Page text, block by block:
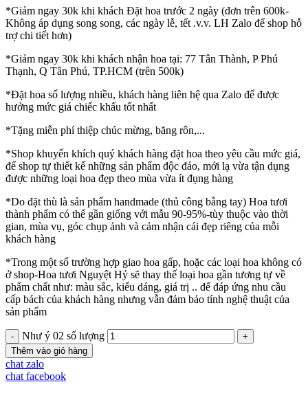
*Giảm ngay 30k khi khách Đặt hoa trước 2 ngày (đơn trên 600k-
Không áp dụng song song, các ngày lễ, tết .v.v. LH Zalo để shop hỗ
trợ chi tiết hơn)
*Giảm ngay 30k khi khách nhận hoa tại: 77 Tân Thành, P Phú
Thạnh, Q Tân Phú, TP.HCM (trên 500k)
*Đặt hoa số lượng nhiều, khách hàng liên hệ qua Zalo để được
hưởng mức giá chiếc khấu tốt nhất
*Tặng miễn phí thiệp chúc mừng, băng rôn,...
*Shop khuyến khích quý khách hàng đặt hoa theo yêu cầu mức giá,
để shop tự thiết kế những sản phẩm độc đáo, mới lạ vừa tận dụng
được những loại hoa đẹp theo mùa vừa ít đụng hàng
*Do đặt thù là sản phẩm handmade (thủ công bằng tay) Hoa tươi
thành phẩm có thể gần giống với mẫu 90-95%-tùy thuộc vào thời
gian, mùa vụ, góc chụp ảnh và cảm nhận cái đẹp riêng của mỗi
khách hàng
*Trong một số trường hợp giao hoa gấp, hoặc các loại hoa không có
ở shop-Hoa tươi Nguyệt Hỷ sẽ thay thế loại hoa gần tương tự về
phẩm chất như: màu sắc, kiểu dáng, giá trị .. để đáp ứng nhu cầu
cấp bách của khách hàng nhưng vẫn đảm bảo tính nghệ thuật của
sản phẩm
Như ý 02 số lượng
Thêm vào giỏ hàng
chat zalo
chat facebook